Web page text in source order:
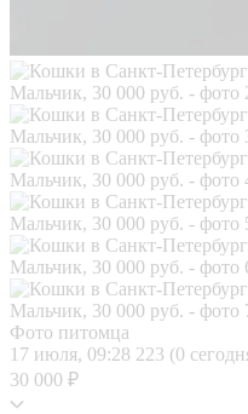
Фото питомца
17 июля, 09:28 223 (0
30 000 ₽